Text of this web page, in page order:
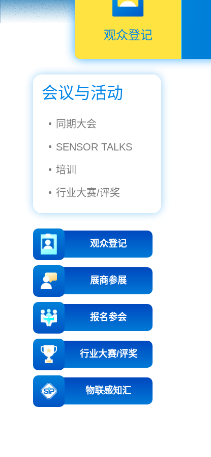
观众登记
会议与活动
同期大会
SENSOR TALKS
培训
行业大赛/评奖
观众登记
展商参展
报名参会
行业大赛/评奖
物联感知汇